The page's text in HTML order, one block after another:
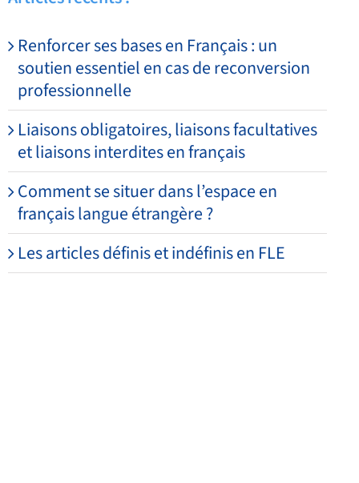
Renforcer ses bases en Français : un
soutien essentiel en cas de reconversion
professionnelle
Liaisons obligatoires, liaisons facultatives
et liaisons interdites en français
Comment se situer dans l’espace en
français langue étrangère ?
Les articles définis et indéfinis en FLE